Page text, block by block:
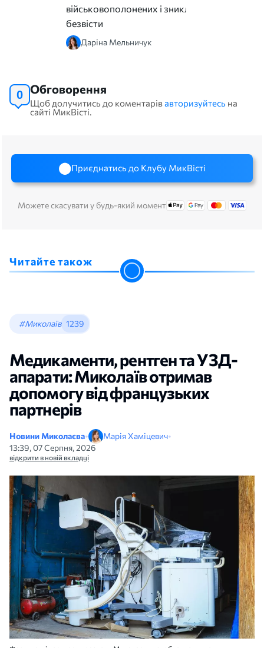
військовополонених і зниклих
безвісти
Даріна Мельничук
0 Обговорення
Щоб долучитись до коментарівавторизуйтесь на
сайті МикВісті.
Приєднатись до Клубу МикВісті
Можете скасувати у будь-який момент
Читайте також
#Миколаїв 1239
Медикаменти, рентген та УЗД-
апарати: Миколаїв отримав
допомогу від французьких
партнерів
Новини Миколаєва• Марія Хаміцевич•
13:39, 07 Серпня, 2026
відкрити в новій вкладці